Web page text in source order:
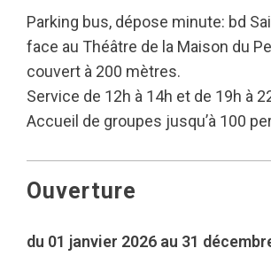
Parking bus, dépose minute: bd
face au Théâtre de la Maison du
couvert à 200 mètres.
Service de 12h à 14h et de 19h à
Accueil de groupes jusqu’à 100
Ouverture
du 01 janvier 2026 au 31